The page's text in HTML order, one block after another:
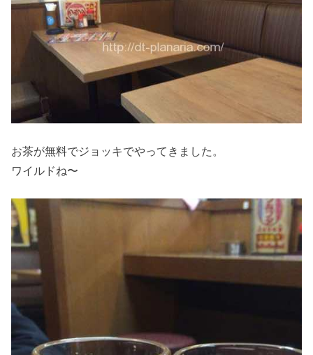
お茶が無料でジョッキでやってきました。
ワイルドね〜